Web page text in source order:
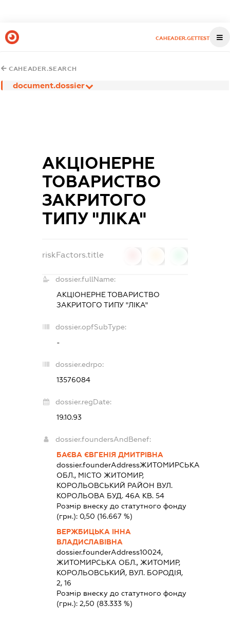
CAHEADER.GETTEST
CAHEADER.SEARCH
document.dossier
АКЦІОНЕРНЕ
ТОВАРИСТВО
ЗАКРИТОГО
ТИПУ "ЛІКА"
riskFactors.title
dossier.fullName:
АКЦІОНЕРНЕ ТОВАРИСТВО
ЗАКРИТОГО ТИПУ "ЛІКА"
dossier.opfSubType:
-
dossier.edrpo:
13576084
dossier.regDate:
19.10.93
dossier.foundersAndBenef:
БАЄВА ЄВГЕНІЯ ДМИТРІВНА
dossier.founderAddressЖИТОМИРСЬКА
ОБЛ., МІСТО ЖИТОМИР,
КОРОЛЬОВСЬКИЙ РАЙОН ВУЛ.
КОРОЛЬОВА БУД. 46А КВ. 54
Розмір внеску до статутного фонду
(грн.): 0,50 (16.667 %)
ВЕРЖБИЦЬКА ІННА
ВЛАДИСЛАВІВНА
dossier.founderAddress10024,
ЖИТОМИРСЬКА ОБЛ., ЖИТОМИР,
КОРОЛЬОВСЬКИЙ, ВУЛ. БОРОДІЯ,
2, 16
Розмір внеску до статутного фонду
(грн.):2,50 (83.333 %)